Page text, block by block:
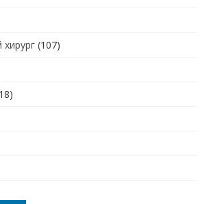
(107)